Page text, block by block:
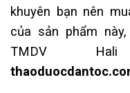
khuyên bạn nên
của sản phẩm
TMDV Hali